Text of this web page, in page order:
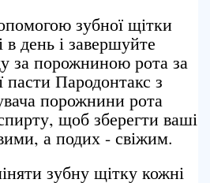
зубної щітки
в день і завершуйте
за порожниною рота за
Пародонтакс з
порожнини рота
щоб зберегти ваші
а подих - свіжим.
зубну щітку кожні